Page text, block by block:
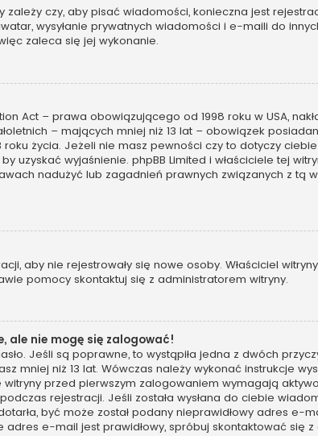
zależy czy, aby pisać wiadomości, konieczna jest
wysyłanie prywatnych wiadomości i e-maili do
zaleca się jej wykonanie.
Act – prawa obowiązującego od 1998 roku w USA,
– mających mniej niż 13 lat – obowiązek
życia. Jeżeli nie masz pewności czy to dotyczy
uzyskać wyjaśnienie. phpBB Limited i właściciele tej
nadużyć lub zagadnień prawnych związanych z tą
aby nie rejestrowały się nowe osoby. Właściciel
pomocy skontaktuj się z administratorem witryny.
ale nie mogę się zalogować!
Jeśli są poprawne, to wystąpiła jedna z dwóch
mniej niż 13 lat. Wówczas należy wykonać instrukcje
przed pierwszym zalogowaniem wymagają
rejestracji. Jeśli została wysłana do ciebie
być może został podany nieprawidłowy adres e-
e-mail jest prawidłowy, spróbuj skontaktować się